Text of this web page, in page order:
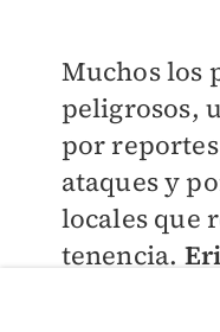
Muchos los
peligrosos,
por
ataques y
locales que
tenencia.